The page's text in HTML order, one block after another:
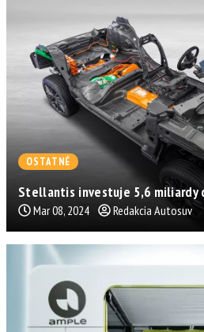
OSTATNÉ
Stellantis investuje 5,6 miliardy
Mar 08, 2024 Redakcia Autosuv